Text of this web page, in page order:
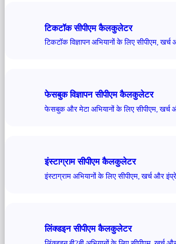
टिकटॉक सीपीएम कैलकुलेटर
टिकटॉक विज्ञापन अभियानों के लिए सीपीएम,
फेसबुक विज्ञापन सीपीएम कैलकुलेटर
फेसबुक और मेटा अभियानों के लिए सीपीएम, खर्च
इंस्टाग्राम सीपीएम कैलकुलेटर
इंस्टाग्राम अभियानों के लिए सीपीएम, खर्च और
लिंक्डइन सीपीएम कैलकुलेटर